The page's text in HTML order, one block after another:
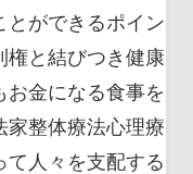
とができるポイン
権と結びつき健康
お金になる食事を
家整体療法心理療
て人々を支配する